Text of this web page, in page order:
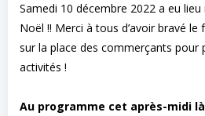
Samedi 10 décembre 2022 a eu
Noël !! Merci à tous d’avoir bravé
sur la place des commerçants pour
activités !
Au programme cet après-midi